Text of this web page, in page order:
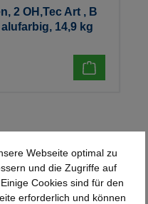
2 OH,Tec Art , B
14,9 kg
Topmarken
Webseite optimal zu
und die Zugriffe auf
Cookies sind für den
erforderlich und können